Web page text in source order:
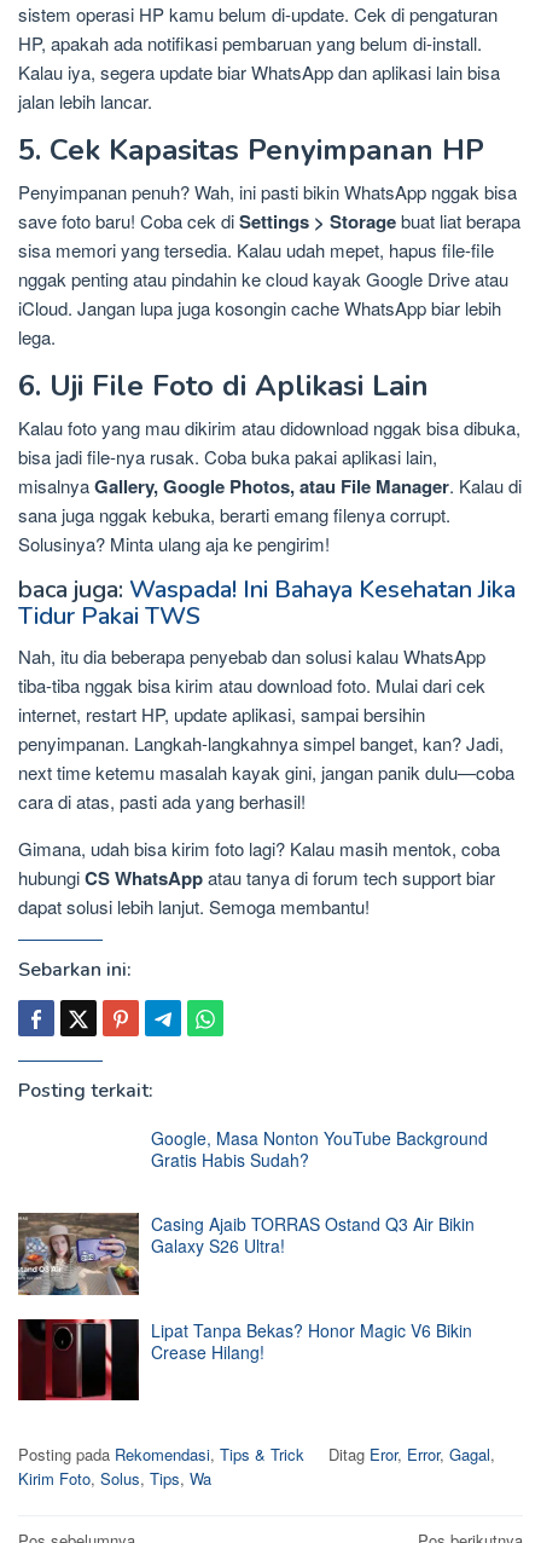
sistem operasi HP kamu belum di-update. Cek di pengaturan
HP, apakah ada notifikasi pembaruan yang belum di-install.
Kalau iya, segera update biar WhatsApp dan aplikasi lain bisa
jalan lebih lancar.
5. Cek Kapasitas Penyimpanan HP
Penyimpanan penuh? Wah, ini pasti bikin WhatsApp nggak bisa
save foto baru! Coba cek diSettings > Storagebuat liat berapa
sisa memori yang tersedia. Kalau udah mepet, hapus file-file
nggak penting atau pindahin ke cloud kayak Google Drive atau
iCloud. Jangan lupa juga kosongin cache WhatsApp biar lebih
lega.
6. Uji File Foto di Aplikasi Lain
Kalau foto yang mau dikirim atau didownload nggak bisa dibuka,
bisa jadi file-nya rusak. Coba buka pakai aplikasi lain,
misalnyaGallery, Google Photos, atau File Manager. Kalau di
sana juga nggak kebuka, berarti emang filenya corrupt.
Solusinya? Minta ulang aja ke pengirim!
baca juga: Waspada! Ini Bahaya Kesehatan Jika
Tidur Pakai TWS
Nah, itu dia beberapa penyebab dan solusi kalau WhatsApp
tiba-tiba nggak bisa kirim atau download foto. Mulai dari cek
internet, restart HP, update aplikasi, sampai bersihin
penyimpanan. Langkah-langkahnya simpel banget, kan? Jadi,
next time ketemu masalah kayak gini, jangan panik dulu—coba
cara di atas, pasti ada yang berhasil!
Gimana, udah bisa kirim foto lagi? Kalau masih mentok, coba
hubungiCS WhatsAppatau tanya di forum tech support biar
dapat solusi lebih lanjut. Semoga membantu!
Sebarkan ini:
Posting terkait:
Google, Masa Nonton YouTube Background
Gratis Habis Sudah?
Casing Ajaib TORRAS Ostand Q3 Air Bikin
Galaxy S26 Ultra!
Lipat Tanpa Bekas? Honor Magic V6 Bikin
Crease Hilang!
Posting pada Rekomendasi, Tips & Trick Ditag Eror, Error, Gagal,
Kirim Foto, Solus, Tips, Wa